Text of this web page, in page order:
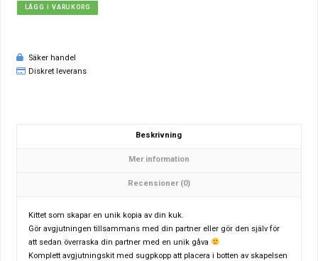
LÄGG I VARUKORG
Säker handel
Diskret leverans
Beskrivning
Mer information
Recensioner (0)
Kittet som skapar en unik kopia av din kuk.
Gör avgjutningen tillsammans med din partner eller gör den själv för
att sedan överraska din partner med en unik gåva
Komplett avgjutningskit med sugpkopp att placera i botten av skapelsen